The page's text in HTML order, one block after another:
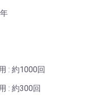
: 約1000回
: 約300回